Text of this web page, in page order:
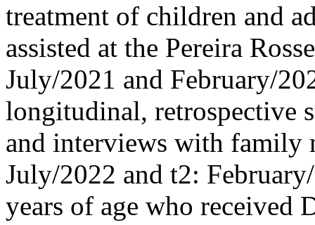
treatment of children and
assisted at the Pereira
July/2021 and February/
longitudinal, retrospective
and interviews with family
July/2022 and t2:
years of age who received